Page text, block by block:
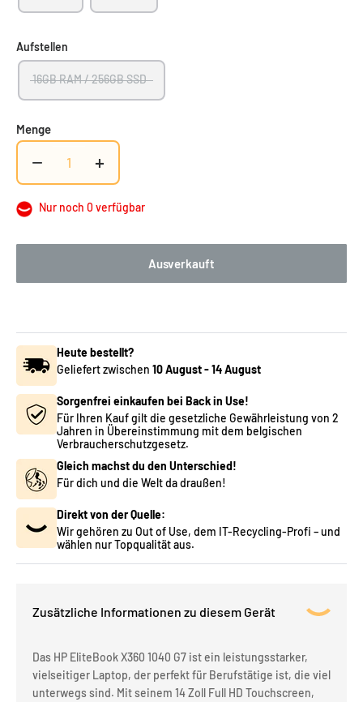
Aufstellen
16GB RAM / 256GB SSD
Menge
− +
Nur noch 0 verfügbar
Ausverkauft
Heute bestellt?
Geliefert zwischen 10 August-14 August
Sorgenfrei einkaufen bei Back in Use!
Für Ihren Kauf gilt die gesetzliche Gewährleistung von 2
Jahren in Übereinstimmung mit dem belgischen
Verbraucherschutzgesetz.
Gleich machst du den Unterschied!
Für dich und die Welt da draußen!
Direkt von der Quelle:
Wir gehören zu Out of Use, dem IT-Recycling-Profi – und
wählen nur Topqualität aus.
Zusätzliche Informationen zu diesem Gerät
Das HP EliteBook X360 1040 G7 ist ein leistungsstarker,
vielseitiger Laptop, der perfekt für Berufstätige ist, die viel
unterwegs sind. Mit seinem 14 Zoll Full HD Touchscreen,